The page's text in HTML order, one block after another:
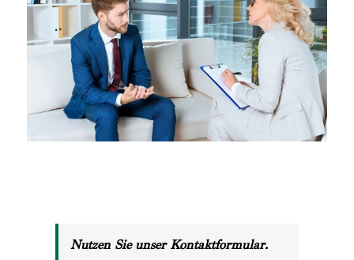
Nutzen Sie unser Kontaktformular.